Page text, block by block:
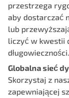
przestrzega
aby dostarczać
lub
liczyć w kwestii
długowieczności.
Globalna sieć
Skorzystaj z
zapewniającej